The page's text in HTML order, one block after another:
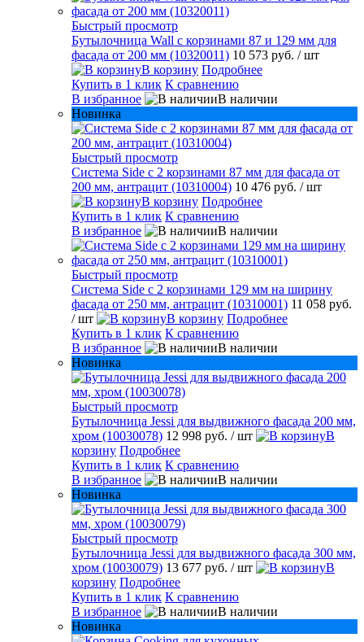
Быстрый просмотр
Бутылочница Wall с корзинами 87 и 129 мм для
фасада от 200 мм (10320011) 10 573 руб. / шт
В корзину Подробнее
Купить в 1 клик К сравнению
В избранное
В наличии
Новинка
Быстрый просмотр
Система Side с 2 корзинами 87 мм для фасада от
200 мм, антрацит (10310004) 10 476 руб. / шт
В корзину Подробнее
Купить в 1 клик К сравнению
В избранное
В наличии
Быстрый просмотр
Система Side c 2 корзинами 129 мм на ширину
фасада от 250 мм, антрацит (10310001) 11 058 руб.
/ шт
В корзину Подробнее
Купить в 1 клик К сравнению
В избранное
В наличии
Новинка
Быстрый просмотр
Бутылочница Jessi для выдвижного фасада 200 мм,
хром (10030078) 12 998 руб. / шт
В
корзину Подробнее
Купить в 1 клик К сравнению
В избранное
В наличии
Новинка
Быстрый просмотр
Бутылочница Jessi для выдвижного фасада 300 мм,
хром (10030079) 13 677 руб. / шт
В
корзину Подробнее
Купить в 1 клик К сравнению
В избранное
В наличии
Новинка